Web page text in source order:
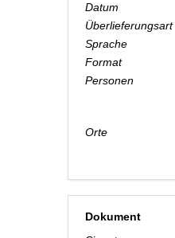
Datum
Überlieferungsart
Sprache
Format
Personen
Orte
Dokument